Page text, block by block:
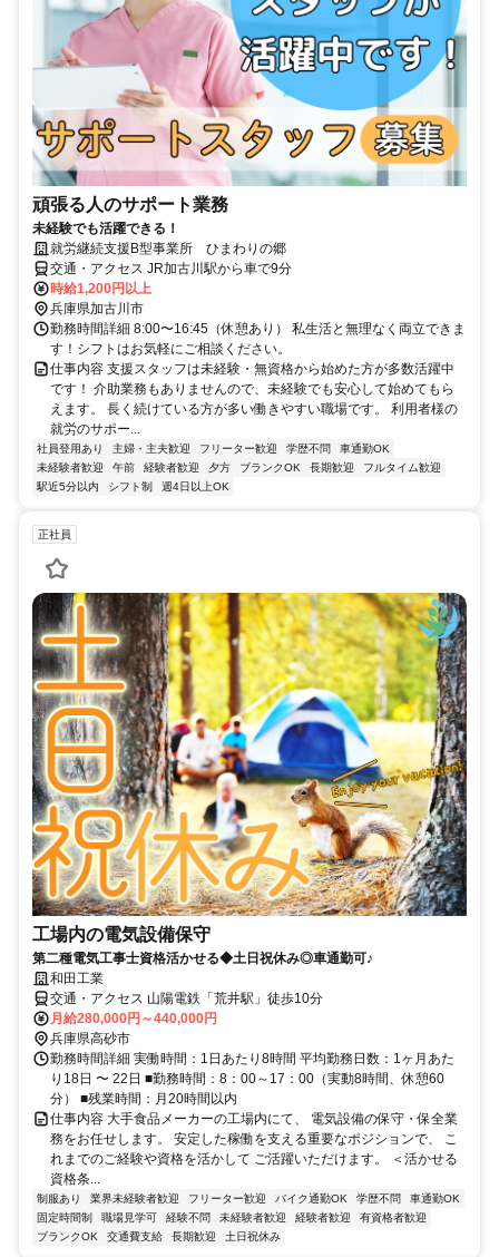
頑張る人のサポート業務
未経験でも活躍できる！
就労継続支援B型事業所 ひまわりの郷
交通・アクセス JR加古川駅から車で9分
時給1,200円以上
兵庫県加古川市
勤務時間詳細 8:00〜16:45（休憩あり） 私生活と無理なく両立できま
す！シフトはお気軽にご相談ください。
仕事内容 支援スタッフは未経験・無資格から始めた方が多数活躍中
です！ 介助業務もありませんので、未経験でも安心して始めてもら
えます。 長く続けている方が多い働きやすい職場です。 利用者様の
就労のサポー...
社員登用あり 主婦・主夫歓迎 フリーター歓迎 学歴不問
車通勤OK
未経験者歓迎
午前 経験者歓迎 夕方 ブランクOK 長期歓迎
フルタイム歓迎
駅近5分以内
シフト制 週4日以上OK
正社員
工場内の電気設備保守
第二種電気工事士資格活かせる◆土日祝休み◎車通勤可♪
和田工業
交通・アクセス 山陽電鉄「荒井駅」徒歩10分
月給280,000円～440,000円
兵庫県高砂市
勤務時間詳細 実働時間：1日あたり8時間 平均勤務日数：1ヶ月あた
り18日 〜 22日 ■勤務時間：8：00～17：00（実動8時間、休憩60
分） ■残業時間：月20時間以内
仕事内容 大手食品メーカーの工場内にて、 電気設備の保守・保全業
務をお任せします。 安定した稼働を支える重要なポジションで、 こ
れまでのご経験や資格を活かして ご活躍いただけます。 ＜活かせる
資格条...
制服あり 業界未経験者歓迎 フリーター歓迎 バイク通勤OK 学歴不問
車通勤OK
固定時間制
職場見学可 経験不問 未経験者歓迎 経験者歓迎
有資格者歓迎
ブランクOK
交通費支給 長期歓迎 土日祝休み